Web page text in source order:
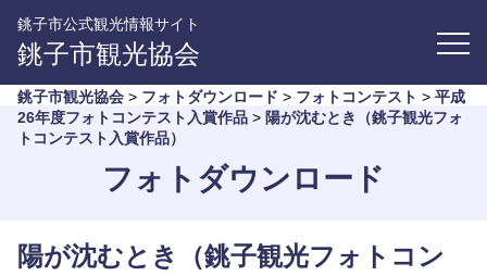
銚子市公式観光情報サイト
銚子市観光協会
銚子市観光協会 > フォトダウンロード > フォトコンテスト > 平成
26年度フォトコンテスト入賞作品 > 陽が沈むとき（銚子観光フォ
トコンテスト入賞作品）
フォトダウンロード
陽が沈むとき（銚子観光フォトコン